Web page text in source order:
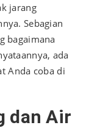
jarang
Sebagian
bagaimana
ada
Anda coba di
dan Air